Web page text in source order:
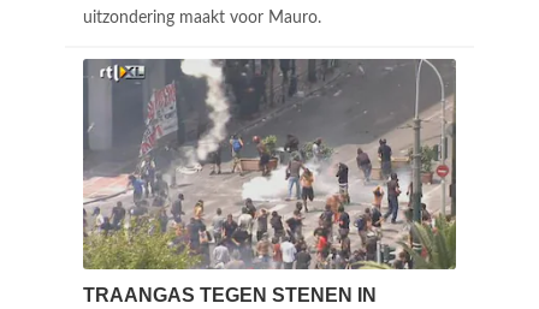
uitzondering maakt voor Mauro.
TRAANGAS TEGEN STENEN IN